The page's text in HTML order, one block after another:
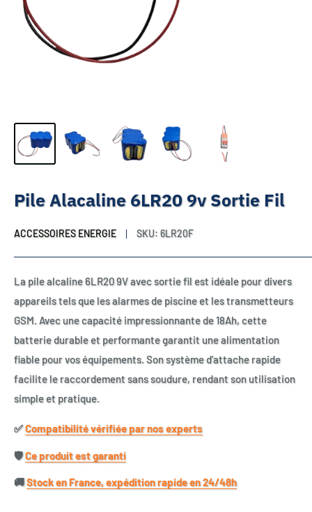
Pile Alacaline 6LR20 9v Sortie Fil
ACCESSOIRES ENERGIE SKU: 6LR20F
La pile alcaline 6LR20 9V avec sortie fil est idéale pour divers
appareils tels que les alarmes de piscine et les transmetteurs
GSM. Avec une capacité impressionnante de 18Ah, cette
batterie durable et performante garantit une alimentation
fiable pour vos équipements. Son système d'attache rapide
facilite le raccordement sans soudure, rendant son utilisation
simple et pratique.
✅​Compatibilité vérifiée par nos experts
🛡️​Ce produit est garanti
🚚​Stock en France, expédition rapide en 24/48h